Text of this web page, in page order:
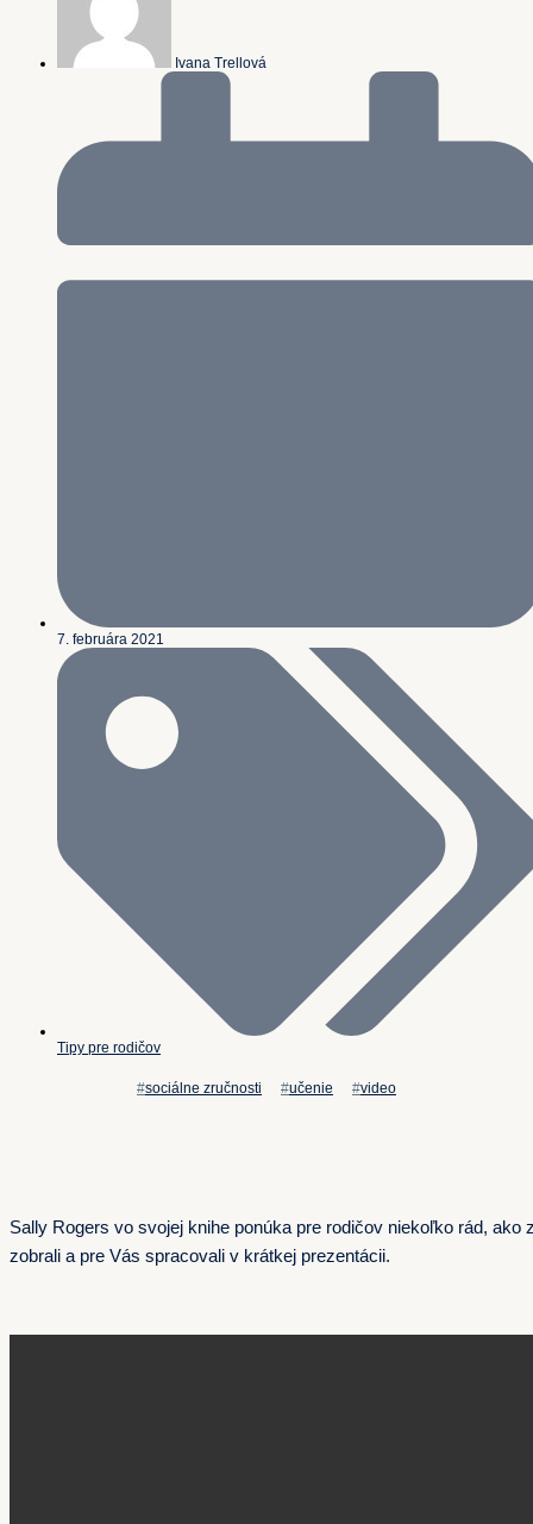
Ivana Trellová
7. februára 2021
Tipy pre rodičov
sociálne zručnosti učenie video
Sally Rogers vo svojej knihe ponúka pre rodičov niekoľko rád,
zobrali a pre Vás spracovali v krátkej prezentácii.